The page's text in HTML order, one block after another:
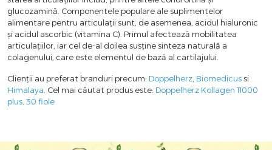
glucozamină. Componentele populare ale suplimentelor
alimentare pentru articulații sunt, de asemenea, acidul hialuronic
și acidul ascorbic (vitamina C). Primul afectează mobilitatea
articulațiilor, iar cel de-al doilea susține sinteza naturală a
colagenului, care este elementul de bază al cartilajului.
Clienții au preferat branduri precum: Doppelherz Biomedicussi
Himalaya . Cel mai căutat produs este: Doppelherz Kollagen 11000
plus, 30 fiole